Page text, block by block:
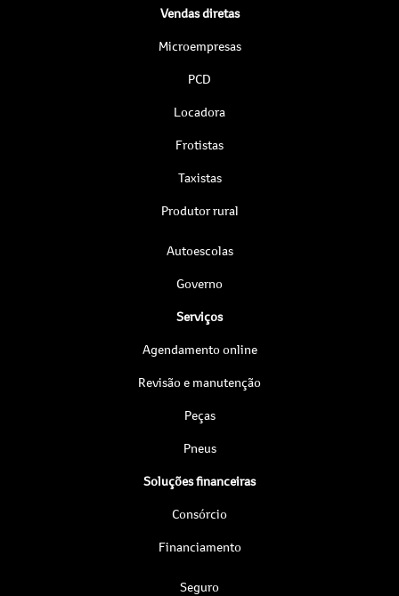
Vendas diretas
Microempresas
PCD
Locadora
Frotistas
Taxistas
Produtor rural
Autoescolas
Governo
Serviços
Agendamento online
Revisão e manutenção
Peças
Pneus
Soluções financeiras
Consórcio
Financiamento
Seguro